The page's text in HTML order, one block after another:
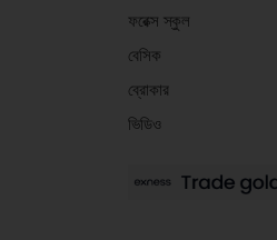
ফরেক্স স্কুল
বেসিক
ব্রোকার
ভিডিও